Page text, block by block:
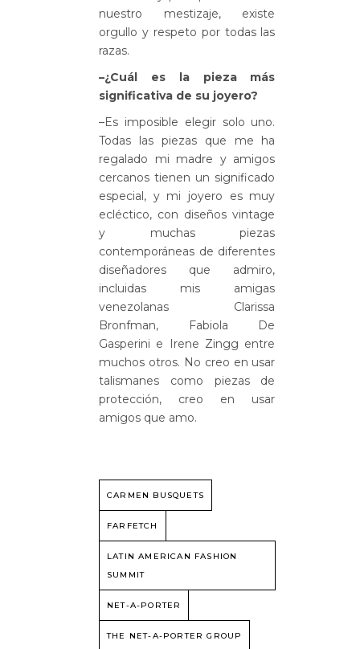
nuestro mestizaje, existe
orgullo y respeto por todas las
razas.
–¿Cuál es la pieza más
significativa de su joyero?
–Es imposible elegir solo uno.
Todas las piezas que me ha
regalado mi madre y amigos
cercanos tienen un significado
especial, y mi joyero es muy
ecléctico, con diseños vintage
y muchas piezas
contemporáneas de diferentes
diseñadores que admiro,
incluidas mis amigas
venezolanas Clarissa
Bronfman, Fabiola De
Gasperini e Irene Zingg entre
muchos otros. No creo en usar
talismanes como piezas de
protección, creo en usar
amigos que amo.
CARMEN BUSQUETS
FARFETCH
LATIN AMERICAN FASHION
SUMMIT
NET-A-PORTER
THE NET-A-PORTER GROUP